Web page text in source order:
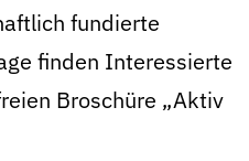
fundierte
finden Interessierte
Broschüre „Aktiv